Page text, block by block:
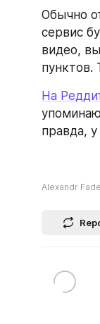
Обычно
сервис
видео,
пунктов.
На
правда,
Alexandr